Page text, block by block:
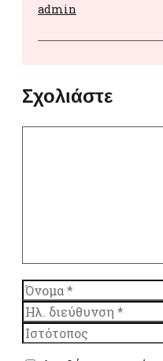
admin
Σχολιάστε
Όνομα